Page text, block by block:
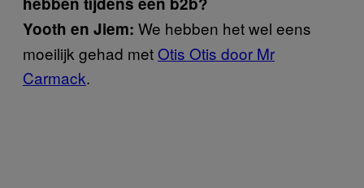
Yooth en Jiem: We hebben het wel eens
moeilijk gehad metOtis Otis door Mr
Carmack.